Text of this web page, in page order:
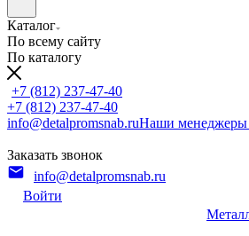
Каталог
По всему сайту
По каталогу
+7 (812) 237-47-40
+7 (812) 237-47-40
info@detalpromsnab.ruНаши менеджеры
Заказать звонок
info@detalpromsnab.ru
Войти